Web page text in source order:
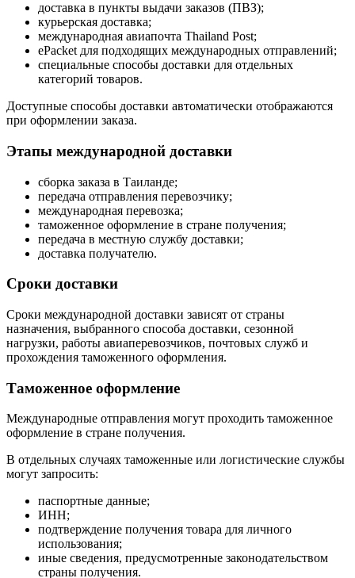
доставка в пункты выдачи заказов (ПВЗ);
курьерская доставка;
международная авиапочта Thailand Post;
ePacket для подходящих международных отправлений;
специальные способы доставки для отдельных
категорий товаров.
Доступные способы доставки автоматически отображаются
при оформлении заказа.
Этапы международной доставки
сборка заказа в Таиланде;
передача отправления перевозчику;
международная перевозка;
таможенное оформление в стране получения;
передача в местную службу доставки;
доставка получателю.
Сроки доставки
Сроки международной доставки зависят от страны
назначения, выбранного способа доставки, сезонной
нагрузки, работы авиаперевозчиков, почтовых служб и
прохождения таможенного оформления.
Таможенное оформление
Международные отправления могут проходить таможенное
оформление в стране получения.
В отдельных случаях таможенные или логистические службы
могут запросить:
паспортные данные;
ИНН;
подтверждение получения товара для личного
использования;
иные сведения, предусмотренные законодательством
страны получения.